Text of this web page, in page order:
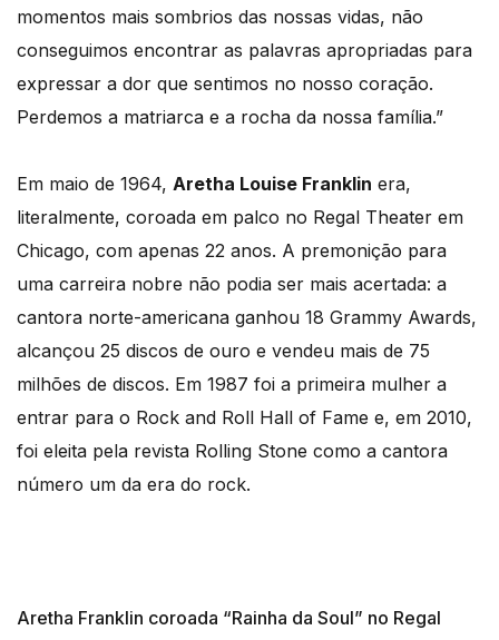
momentos mais sombrios das nossas vidas, não
conseguimos encontrar as palavras apropriadas para
expressar a dor que sentimos no nosso coração.
Perdemos a matriarca e a rocha da nossa família.”
Em maio de 1964, Aretha Louise Franklin era,
literalmente, coroada em palco no Regal Theater em
Chicago, com apenas 22 anos. A premonição para
uma carreira nobre não podia ser mais acertada: a
cantora norte-americana ganhou 18 Grammy Awards,
alcançou 25 discos de ouro e vendeu mais de 75
milhões de discos. Em 1987 foi a primeira mulher a
entrar para o Rock and Roll Hall of Fame e, em 2010,
foi eleita pela revista Rolling Stone como a cantora
número um da era do rock.
Aretha Franklin coroada “Rainha da Soul” no Regal